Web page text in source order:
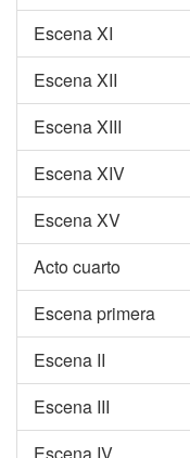
Escena XI
Escena XII
Escena XIII
Escena XIV
Escena XV
Acto cuarto
Escena primera
Escena II
Escena III
Escena IV